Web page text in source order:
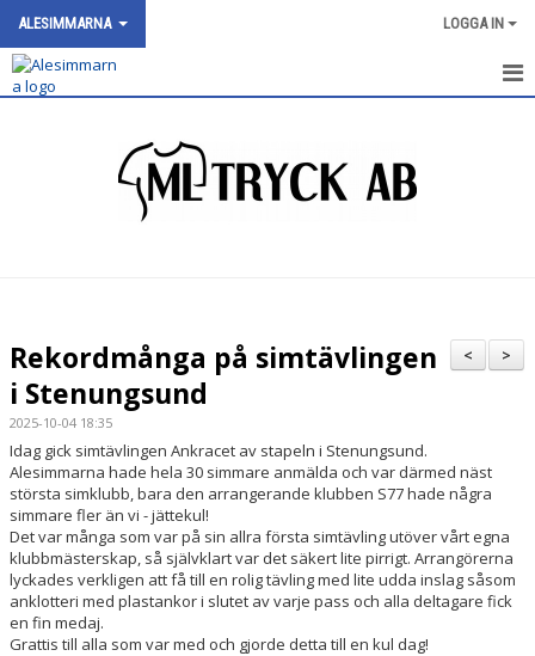
ALESIMMARNA LOGGA IN
BILDGALLERI
DOKUMENT
VÅRA GRUPPER/TRÄNARE
TRYGG FÖRENING
>
<
Rekordmånga på simtävlingen
i Stenungsund
2025-10-04 18:35
Idag gick simtävlingen Ankracet av stapeln i Stenungsund.
Alesimmarna hade hela 30 simmare anmälda och var därmed näst
största simklubb, bara den arrangerande klubben S77 hade några
simmare fler än vi - jättekul!
Det var många som var på sin allra första simtävling utöver vårt egna
klubbmästerskap, så självklart var det säkert lite pirrigt. Arrangörerna
lyckades verkligen att få till en rolig tävling med lite udda inslag såsom
anklotteri med plastankor i slutet av varje pass och alla deltagare fick
en fin medaj.
Grattis till alla som var med och gjorde detta till en kul dag!